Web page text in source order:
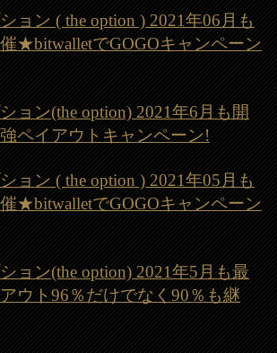
ョン ( the option ) 2021年06月も
★bitwalletでGOGOキャンペーン
ョン(the option) 2021年6月も開
ペイアウトキャンペーン!
ョン ( the option ) 2021年05月も
★bitwalletでGOGOキャンペーン
ョン(the option) 2021年5月も最
ウト96％だけでなく90％も継